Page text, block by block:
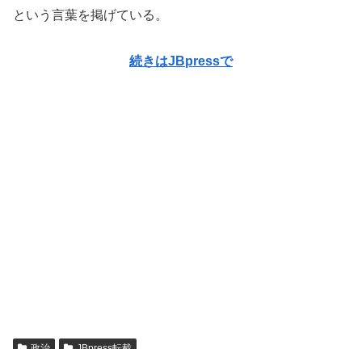
という言葉を掲げている。
続きはJBpressで